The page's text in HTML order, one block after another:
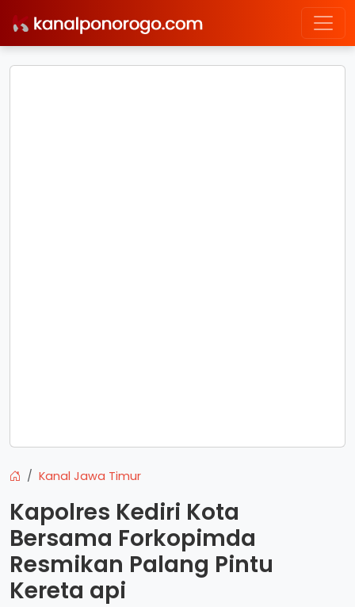
Kanal Jawa Timur
Kapolres Kediri Kota
Bersama Forkopimda
Resmikan Palang Pintu
Kereta api